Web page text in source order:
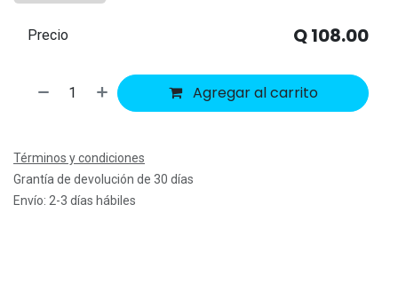
Agregar al carrito
Precio Q108.00
Términos y condiciones
Grantía de devolución de 30 días
Envío: 2-3 días hábiles